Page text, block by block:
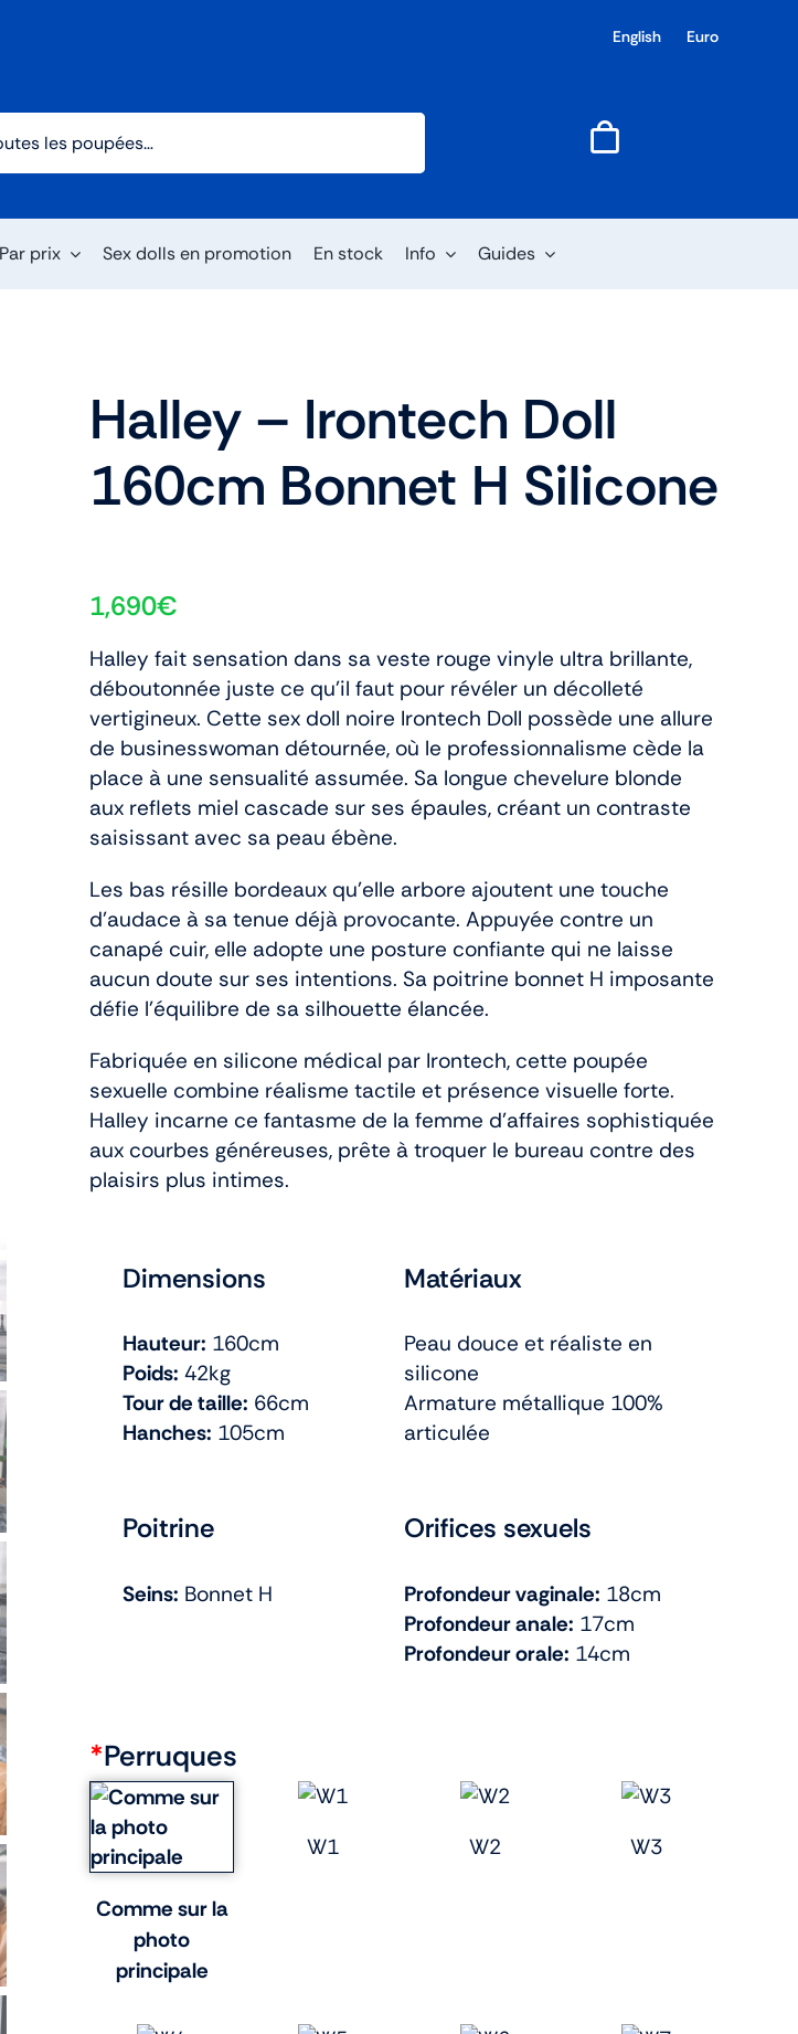
English Euro
Par prix Sex dolls en promotion En stock Info Guides
Halley – Irontech Doll
160cm Bonnet H Silicone
1,690€
Halley fait sensation dans sa veste rouge vinyle ultra brillante,
déboutonnée juste ce qu’il faut pour révéler un décolleté
vertigineux. Cette sex doll noire Irontech Doll possède une allure
de businesswoman détournée, où le professionnalisme cède la
place à une sensualité assumée. Sa longue chevelure blonde
aux reflets miel cascade sur ses épaules, créant un contraste
saisissant avec sa peau ébène.
Les bas résille bordeaux qu’elle arbore ajoutent une touche
d’audace à sa tenue déjà provocante. Appuyée contre un
canapé cuir, elle adopte une posture confiante qui ne laisse
aucun doute sur ses intentions. Sa poitrine bonnet H imposante
défie l’équilibre de sa silhouette élancée.
Fabriquée en silicone médical par Irontech, cette poupée
sexuelle combine réalisme tactile et présence visuelle forte.
Halley incarne ce fantasme de la femme d’affaires sophistiquée
aux courbes généreuses, prête à troquer le bureau contre des
plaisirs plus intimes.
Dimensions
Hauteur: 160cm
Poids: 42kg
Tour de taille: 66cm
Hanches: 105cm
Poitrine
Seins: Bonnet H
Matériaux
Peau douce et réaliste en
silicone
Armature métallique 100%
articulée
Orifices sexuels
Profondeur vaginale: 18cm
Profondeur anale: 17cm
Profondeur orale: 14cm
*Perruques
Comme sur la
photo
principale
W1 W2 W3